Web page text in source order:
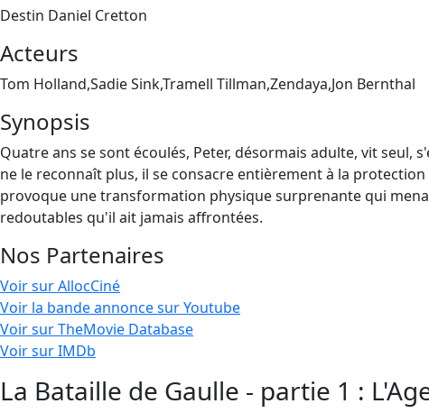
Destin Daniel Cretton
Acteurs
Tom Holland,Sadie Sink,Tramell Tillman,Zendaya,Jon Bernthal
Synopsis
Quatre ans se sont écoulés, Peter, désormais adulte, vit
ne le reconnaît plus, il se consacre entièrement à la
provoque une transformation physique surprenante qui
redoutables qu'il ait jamais affrontées.
Nos Partenaires
Voir sur AllocCiné
Voir la bande annonce sur Youtube
Voir sur TheMovie Database
Voir sur IMDb
La Bataille de Gaulle - partie 1 :